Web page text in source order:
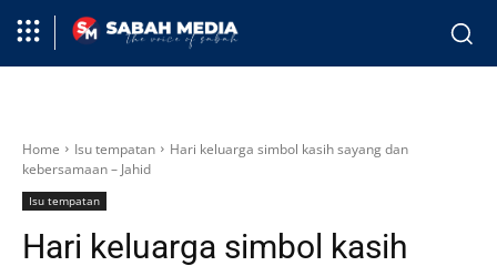
Home Isu tempatan
Hari keluarga simbol kasih sayang dan
kebersamaan – Jahid
Isu tempatan
Hari keluarga simbol kasih